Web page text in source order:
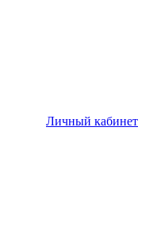
Личный кабинет